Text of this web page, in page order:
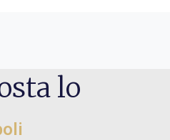
lo